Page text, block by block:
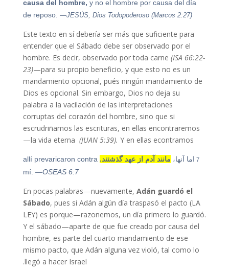
causa del hombre, y no el hombre por causa del día
de reposo. —JESÚS, Dios Todopoderoso (Marcos 2:27)
Este texto en sí debería ser más que suficiente para
entender que el Sábado debe ser observado por el
hombre. Es decir, observado por toda carne (ISA 66:22-
23)—para su propio beneficio, y que esto no es un
mandamiento opcional, pués ningún mandamiento de
Dios es opcional. Sin embargo, Dios no deja su
palabra a la vacilación de las interpretaciones
corruptas del corazón del hombre, sino que si
escrudriñamos las escrituras, en ellas encontraremos
la vida eterna (JUAN 5:39). Y en ellas econtramos—
اما آنها، مانند آدم از عهد گذشتند. allí prevaricaron contra
mí. —OSEAS 6:7
En pocas palabras—nuevamente, Adán guardó el
Sábado, pues si Adán algún día traspasó el pacto (LA
LEY) es porque—razonemos, un día primero lo guardó.
Y el sábado—aparte de que fue creado por causa del
hombre, es parte del cuarto mandamiento de ese
mismo pacto, que Adán alguna vez violó, tal como lo
llegó a hacer Israel.